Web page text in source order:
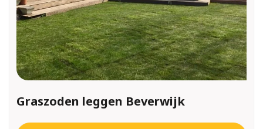
Graszoden leggen Beverwijk